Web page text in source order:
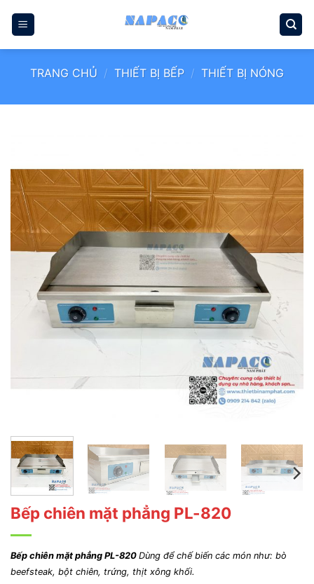
qua
TRANG CHỦ / THIẾT BỊ BẾP / THIẾT BỊ NÓNG
Bếp chiên mặt phẳng PL-820
Bếp chiên mặt phẳng PL-820 Dùng để chế biến các món như: bò
beefsteak, bột chiên, trứng, thịt xông khối.